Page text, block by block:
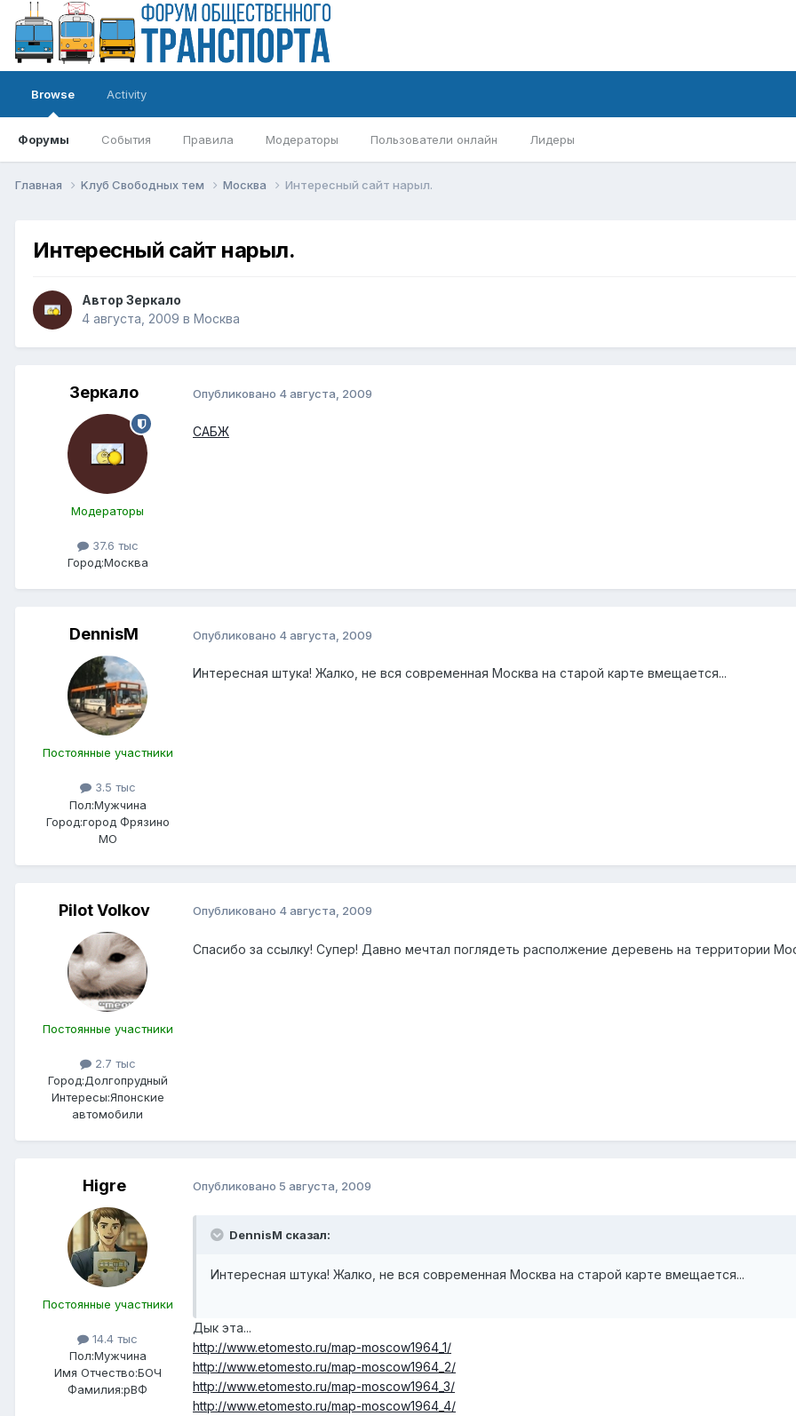
Browse
Форумы События Правила Модераторы Пользователи онлайн Лидеры
Activity
Главная Kлуб Свободных тем Москва Интересный сайт нарыл.
Интересный сайт нарыл.
Автор Зеркало
4 августа, 2009 в Москва
Зеркало
Модераторы
37.6 тыс
Город:Москва
Опубликовано 4 августа, 2009
САБЖ
DennisM
Постоянные участники
3.5 тыс
Пол:Мужчина
Город:город Фрязино
МО
Опубликовано 4 августа, 2009
Интересная штука! Жалко, не вся современная Москва на старой карте вмещается...
Pilot Volkov
Постоянные участники
2.7 тыс
Город:Долгопрудный
Интересы:Японские
автомобили
Опубликовано 4 августа, 2009
Спасибо за ссылку! Супер! Давно мечтал поглядеть располжение деревень на территории
Higre
Постоянные участники
14.4 тыс
Пол:Мужчина
Имя Отчество:БОЧ
Фамилия:рВФ
Опубликовано 5 августа, 2009
DennisM сказал:
Интересная штука! Жалко, не вся современная Москва на старой карте вмещается...
Дык эта...
http://www.etomesto.ru/map-moscow1964_1/
http://www.etomesto.ru/map-moscow1964_2/
http://www.etomesto.ru/map-moscow1964_3/
http://www.etomesto.ru/map-moscow1964_4/